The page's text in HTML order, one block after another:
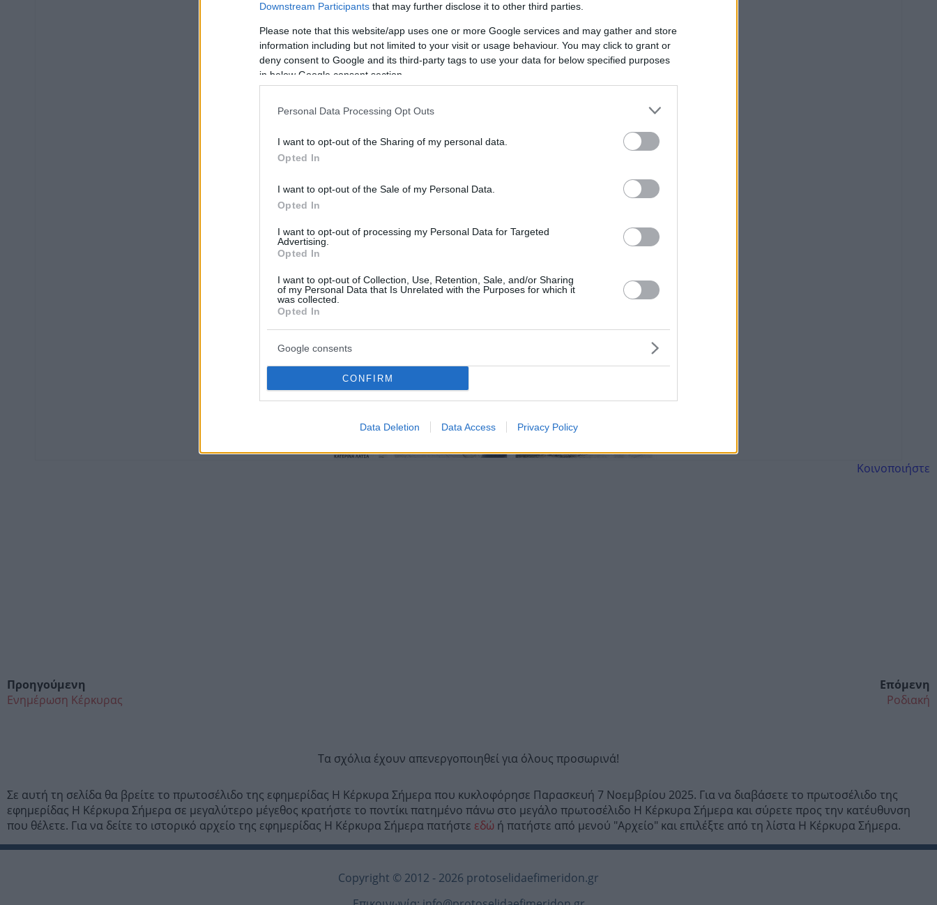
Downstream Participants that may further disclose it to other third parties.
Please note that this website/app uses one or more Google services and may gather and store
information including but not limited to your visit or usage behaviour. You may click to grant or
deny consent to Google and its third-party tags to use your data for below specified purposes
in below Google consent section.
Personal Data Processing Opt Outs
I want to opt-out of the Sharing of my personal data.
Opted In
I want to opt-out of the Sale of my Personal Data.
Opted In
I want to opt-out of processing my Personal Data for Targeted
Advertising.
Opted In
I want to opt-out of Collection, Use, Retention, Sale, and/or Sharing
of my Personal Data that Is Unrelated with the Purposes for which it
was collected.
Opted In
Google consents
CONFIRM
Data Deletion Data Access Privacy Policy
Κοινοποιήστε
Προηγούμενη
Ενημέρωση Κέρκυρας
Επόμενη
Ροδιακή
Τα σχόλια έχουν απενεργοποιηθεί για όλους προσωρινά!
Σε αυτή τη σελίδα θα βρείτε το πρωτοσέλιδο της εφημερίδας Η Κέρκυρα Σήμερα που κυκλοφόρησε Παρασκευή 7 Νοεμβρίου 2025. Για να διαβάσετε το πρωτοσέλιδο της
εφημερίδας Η Κέρκυρα Σήμερα σε μεγαλύτερο μέγεθος κρατήστε το ποντίκι πατημένο πάνω στο μεγάλο πρωτοσέλιδο Η Κέρκυρα Σήμερα και σύρετε προς την κατέυθυνση
που θέλετε. Για να δείτε το ιστορικό αρχείο της εφημερίδας Η Κέρκυρα Σήμερα πατήστε εδώ ή πατήστε από μενού "Αρχείο" και επιλέξτε από τη λίστα Η Κέρκυρα Σήμερα.
Copyright © 2012 - 2026 protoselidaefimeridon.gr